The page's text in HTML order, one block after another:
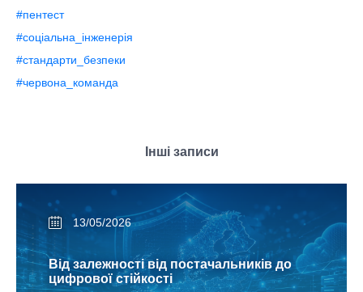
#пентест
#соціальна_інженерія
#стандарти_безпеки
#червона_команда
Інші записи
05/06/2026
Безпека ШІ у 2026 році